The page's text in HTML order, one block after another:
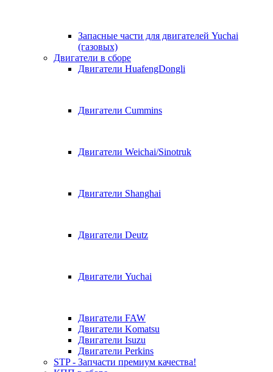
Запасные части для двигателей Yuchai
(газовых)
Двигатели в сборе
Двигатели HuafengDongli
Двигатели Cummins
Двигатели Weichai/Sinotruk
Двигатели Shanghai
Двигатели Deutz
Двигатели Yuchai
Двигатели FAW
Двигатели Komatsu
Двигатели Isuzu
Двигатели Perkins
STP - Запчасти премиум качества!